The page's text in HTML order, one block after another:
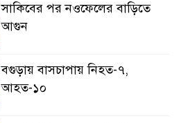
সাকিবের পর নওফেলের বাড়িতে
আগুন
বগুড়ায় বাসচাপায় নিহত-৭,
আহত-১০